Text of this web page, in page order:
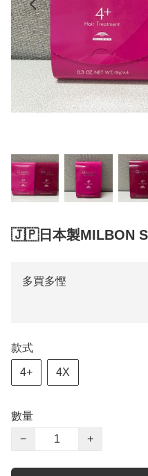
🇯🇵日本製MILBON
多買多慳
款式
4+ 4X
數量
−
+